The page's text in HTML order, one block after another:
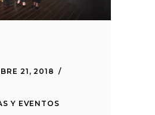
21, 2018
Y EVENTOS